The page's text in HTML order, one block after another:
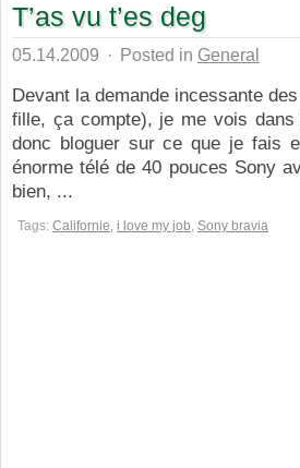
T’as vu t’es deg
05.14.2009 · Posted in General
Devant la demande incessante
fille, ça compte), je me vois
donc bloguer sur ce que je fais
énorme télé de 40 pouces Sony
bien, ...
Tags: Californie, i love my job, Sony bravia